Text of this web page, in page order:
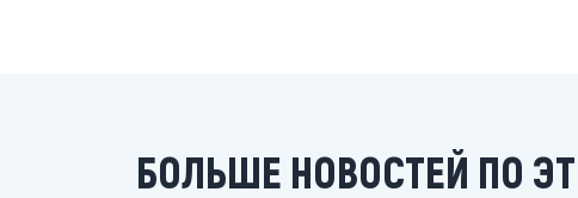
БОЛЬШЕ НОВОСТЕЙ ПО